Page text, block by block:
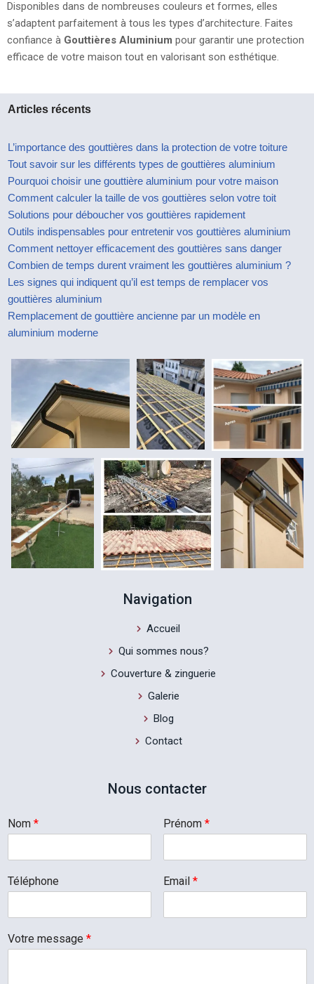
Disponibles dans de nombreuses couleurs et formes, elles
s’adaptent parfaitement à tous les types d’architecture. Faites
confiance à Gouttières Aluminium pour garantir une protection
efficace de votre maison tout en valorisant son esthétique.
Articles récents
L’importance des gouttières dans la protection de votre toiture
Tout savoir sur les différents types de gouttières aluminium
Pourquoi choisir une gouttière aluminium pour votre maison
Comment calculer la taille de vos gouttières selon votre toit
Solutions pour déboucher vos gouttières rapidement
Outils indispensables pour entretenir vos gouttières aluminium
Comment nettoyer efficacement des gouttières sans danger
Combien de temps durent vraiment les gouttières aluminium ?
Les signes qui indiquent qu’il est temps de remplacer vos
gouttières aluminium
Remplacement de gouttière ancienne par un modèle en
aluminium moderne
Navigation
Accueil
Qui sommes nous?
Couverture & zinguerie
Galerie
Blog
Contact
Nous contacter
Nom * Prénom*
Téléphone Email*
Votre message *